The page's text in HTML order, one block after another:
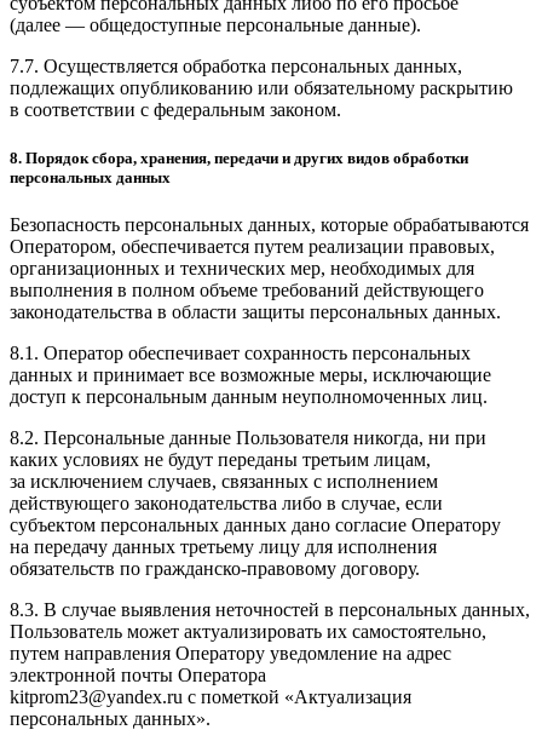
(далее — общедоступные персональные данные).
7.7. Осуществляется обработка персональных данных,
подлежащих опубликованию или обязательному раскрытию
в соответствии с федеральным законом.
8. Порядок сбора, хранения, передачи и других видов обработки
персональных данных
Безопасность персональных данных, которые обрабатываются
Оператором, обеспечивается путем реализации правовых,
организационных и технических мер, необходимых для
выполнения в полном объеме требований действующего
законодательства в области защиты персональных данных.
8.1. Оператор обеспечивает сохранность персональных
данных и принимает все возможные меры, исключающие
доступ к персональным данным неуполномоченных лиц.
8.2. Персональные данные Пользователя никогда, ни при
каких условиях не будут переданы третьим лицам,
за исключением случаев, связанных с исполнением
действующего законодательства либо в случае, если
субъектом персональных данных дано согласие Оператору
на передачу данных третьему лицу для исполнения
обязательств по гражданско-правовому договору.
8.3. В случае выявления неточностей в персональных данных,
Пользователь может актуализировать их самостоятельно,
путем направления Оператору уведомление на адрес
электронной почты Оператора
kitprom23@yandex.ru с пометкой «Актуализация
персональных данных».